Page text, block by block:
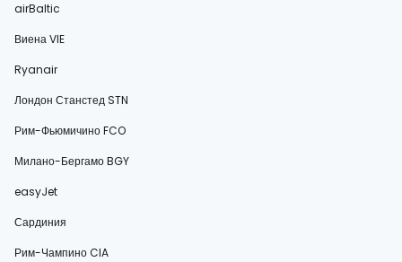
airBaltic
Виена VIE
Ryanair
Лондон Станстед STN
Рим-Фьюмичино FCO
Милано-Бергамо BGY
easyJet
Сардиния
Рим-Чампино CIA